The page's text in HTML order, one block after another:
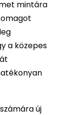
mintára
a közepes
új